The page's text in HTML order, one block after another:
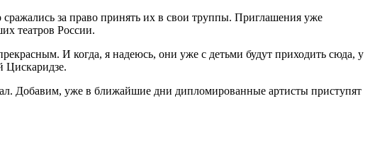
за право принять их в свои труппы. Приглашения уже
театров России.
И когда, я надеюсь, они уже с детьми будут приходить сюда, у
Цискаридзе.
Добавим, уже в ближайшие дни дипломированные артисты приступят